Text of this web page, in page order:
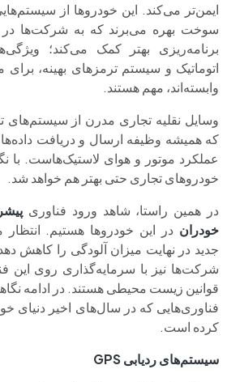
ایمن‌تر می‌کند. این خودروها از
سوخت بهره می‌برند که به شرکت‌ها
برنامه‌ریزی بهتر کمک می‌کند؛
اتوماتیک و سیستم ترمزهای بهینه،
وابسته‌اند، مهم هستند.
وسایل نقلیه تجاری مدرن از سیستم‌های
که همیشه وظیفه ارسال و دریافت داده‌ها
عملکرد موتور و هوای لاستیک‌هاست. با
خودروهای تجاری حتی بهتر هم خواهد شد.
در همین راستا، شاهد ورود فناوری
خودران در این خودروها هستیم.
جدید در نهایت میزان آلودگی را کاهش
شرکت‌ها نیز با سرمایه‌گذاری روی این
قوانین زیست‌ محیطی هستند. در ادامه
فناوری‌هایی که در سال‌های اخیر دنیای
کرده است.
سیستم‌های ردیابی GPS